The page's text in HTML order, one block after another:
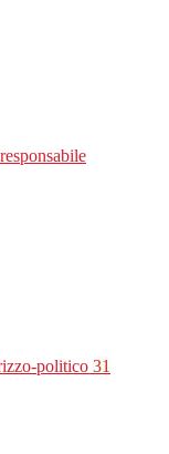
politico 31